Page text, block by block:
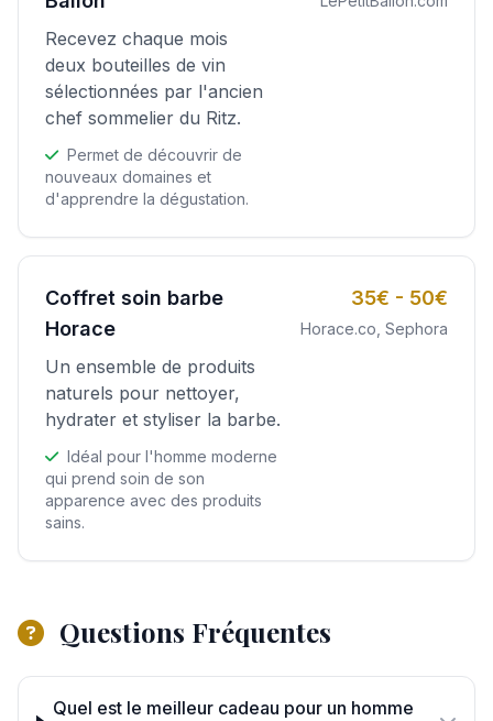
Recevez chaque mois
deux bouteilles de vin
sélectionnées par l'ancien
chef sommelier du Ritz.
Permet de découvrir de
nouveaux domaines et
d'apprendre la dégustation.
Coffret soin barbe
Horace
Un ensemble de produits
naturels pour nettoyer,
hydrater et styliser la barbe.
Idéal pour l'homme moderne
qui prend soin de son
apparence avec des produits
sains.
35€ - 50€
Horace.co, Sephora
Questions Fréquentes
Quel est le meilleur cadeau pour un homme